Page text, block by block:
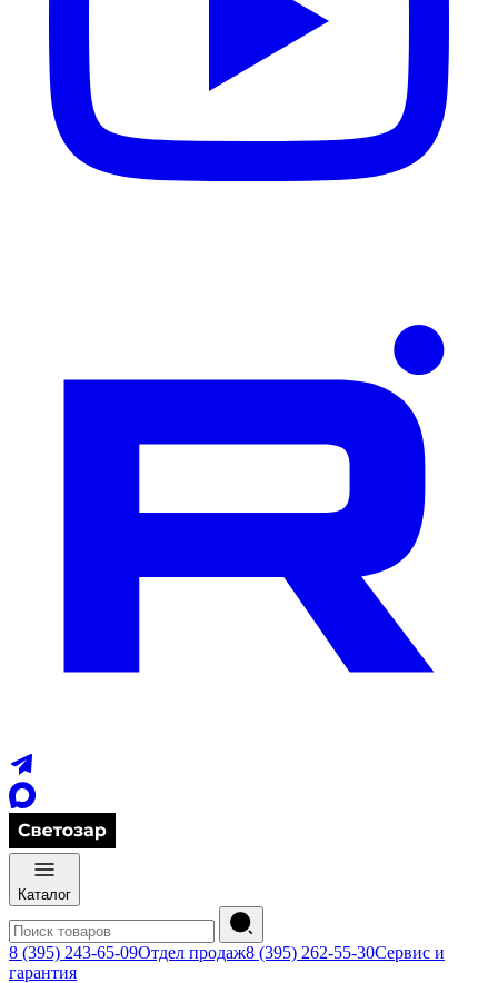
Каталог
8 (395) 243-65-09Отдел продаж8 (395) 262-55-30Сервис и
гарантия